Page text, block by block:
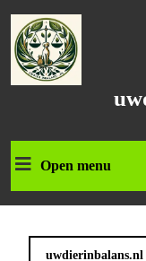
naar
inhoud
Open menu
uwdierinbalans.nl